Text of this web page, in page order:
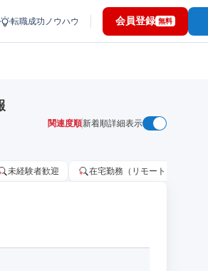
転職成功ノウハウ 会員登録 無料
関連度順新着順詳細表示
未経験者歓迎 在宅勤務（リモートワーク）OK